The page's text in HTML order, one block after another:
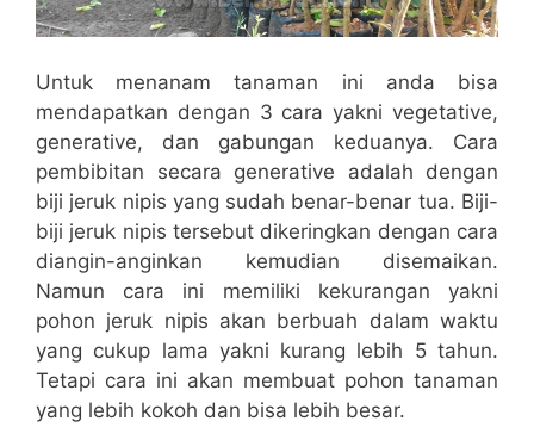
Untuk menanam tanaman ini anda bisa
mendapatkan dengan 3 cara yakni vegetative,
generative, dan gabungan keduanya. Cara
pembibitan secara generative adalah dengan
biji jeruk nipis yang sudah benar-benar tua. Biji-
biji jeruk nipis tersebut dikeringkan dengan cara
diangin-anginkan kemudian disemaikan.
Namun cara ini memiliki kekurangan yakni
pohon jeruk nipis akan berbuah dalam waktu
yang cukup lama yakni kurang lebih 5 tahun.
Tetapi cara ini akan membuat pohon tanaman
yang lebih kokoh dan bisa lebih besar.